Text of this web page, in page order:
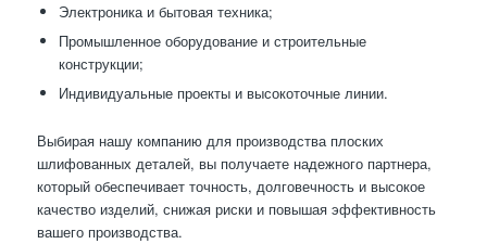
Электроника и бытовая техника;
Промышленное оборудование и строительные
конструкции;
Индивидуальные проекты и высокоточные линии.
Выбирая нашу компанию для производства плоских
шлифованных деталей, вы получаете надежного партнера,
который обеспечивает точность, долговечность и высокое
качество изделий, снижая риски и повышая эффективность
вашего производства.